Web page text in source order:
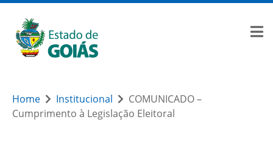
Home Institucional
COMUNICADO –
Cumprimento à Legislação Eleitoral